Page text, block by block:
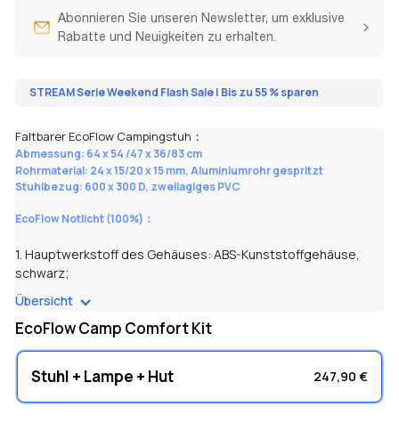
Abonnieren Sie unseren Newsletter, um exklusive
Rabatte und Neuigkeiten zu erhalten.
STREAM Serie Weekend Flash Sale | Bis zu 55 % sparen
Faltbarer EcoFlow Campingstuh：
Abmessung: 64 x 54 /47 x 36/83 cm
Rohrmaterial: 24 x 15/20 x 15 mm, Aluminiumrohr gespritzt
Stuhlbezug: 600 x 300 D, zweilagiges PVC
EcoFlow Notlicht (100%)：
1. Hauptwerkstoff des Gehäuses: ABS-Kunststoffgehäuse,
schwarz;
2. LED Lampenperlen: 24 0,5 W x 5730 SMD LED-
Lampenperlen;
3. Notstart: Bei einem Stromausfall schaltet sich das LED Licht
automatisch ein;
4. Laufzeit der Batterie: 12 Stunden bei normaler Helligkeit und
6 Stunden bei erhöhter Helligkeit;
5. Intelligentes Laden: Eingebaute Überladeschutzschaltung;
Übersicht
EcoFlow Camp Comfort Kit
Stuhl + Lampe + Hut 247,90 €